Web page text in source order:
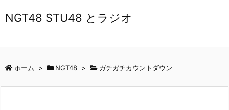
NGT48 STU48 とラジオ
ホーム > NGT48 > ガチガチカウントダウン